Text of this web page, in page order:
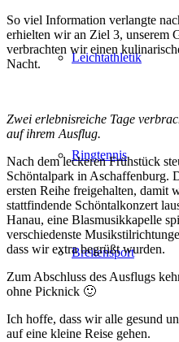
Leichtathletik
Ringtennis
Breitensport
So viel Information verlangte
erhielten wir an Ziel 3, unserem
verbrachten wir einen
Nacht.
Zwei erlebnisreiche Tage
auf ihrem Ausflug.
Nach dem leckeren Frühstück
Schöntalpark in Aschaffenburg.
ersten Reihe freigehalten, damit
stattfindende Schöntalkonzert
Hanau, eine Blasmusikkapelle
verschiedenste
dass wir extra begrüßt wurden.
Zum Abschluss des Ausflugs
ohne Picknick 🙂
Ich hoffe, dass wir alle gesund
auf eine kleine Reise gehen.